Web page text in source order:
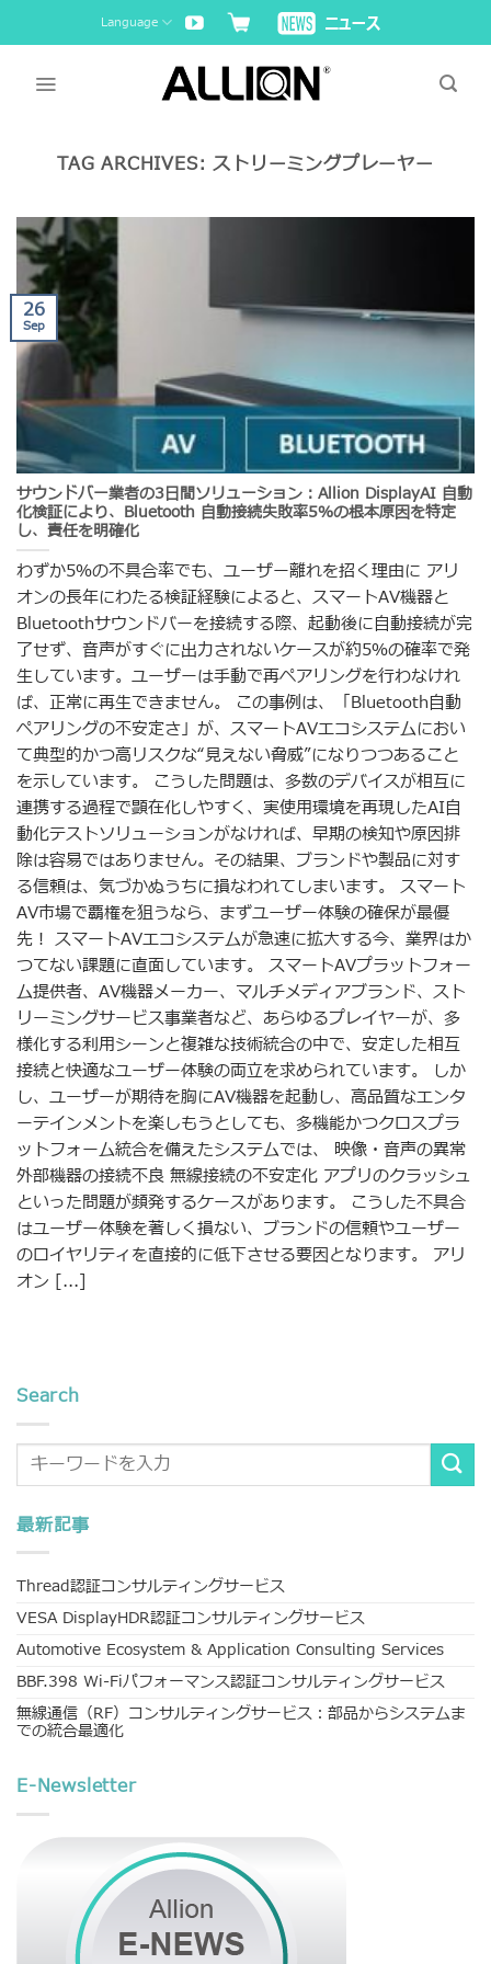
to
Language
TAG ARCHIVES:ストリーミングプレーヤー
サウンドバー業者の3日間ソリューション：Allion DisplayAI 自動
化検証により、Bluetooth 自動接続失敗率5％の根本原因を特定
し、責任を明確化
わずか5％の不具合率でも、ユーザー離れを招く理由に アリ
オンの長年にわたる検証経験によると、スマートAV機器と
Bluetoothサウンドバーを接続する際、起動後に自動接続が完
了せず、音声がすぐに出力されないケースが約5％の確率で発
生しています。ユーザーは手動で再ペアリングを行わなけれ
ば、正常に再生できません。 この事例は、「Bluetooth自動
ペアリングの不安定さ」が、スマートAVエコシステムにおい
て典型的かつ高リスクな“見えない脅威”になりつつあること
を示しています。 こうした問題は、多数のデバイスが相互に
連携する過程で顕在化しやすく、実使用環境を再現したAI自
動化テストソリューションがなければ、早期の検知や原因排
除は容易ではありません。その結果、ブランドや製品に対す
る信頼は、気づかぬうちに損なわれてしまいます。 スマート
AV市場で覇権を狙うなら、まずユーザー体験の確保が最優
先！ スマートAVエコシステムが急速に拡大する今、業界はか
つてない課題に直面しています。 スマートAVプラットフォー
ム提供者、AV機器メーカー、マルチメディアブランド、スト
リーミングサービス事業者など、あらゆるプレイヤーが、多
様化する利用シーンと複雑な技術統合の中で、安定した相互
接続と快適なユーザー体験の両立を求められています。 しか
し、ユーザーが期待を胸にAV機器を起動し、高品質なエンタ
ーテインメントを楽しもうとしても、多機能かつクロスプラ
ットフォーム統合を備えたシステムでは、 映像・音声の異常
外部機器の接続不良 無線接続の不安定化 アプリのクラッシュ
といった問題が頻発するケースがあります。 こうした不具合
はユーザー体験を著しく損ない、ブランドの信頼やユーザー
のロイヤリティを直接的に低下させる要因となります。 アリ
オン [...]
26
Sep
Search
最新記事
Thread認証コンサルティングサービス
VESA DisplayHDR認証コンサルティングサービス
Automotive Ecosystem & Application Consulting Services
BBF.398 Wi-Fiパフォーマンス認証コンサルティングサービス
無線通信（RF）コンサルティングサービス：部品からシステムま
での統合最適化
E-Newsletter